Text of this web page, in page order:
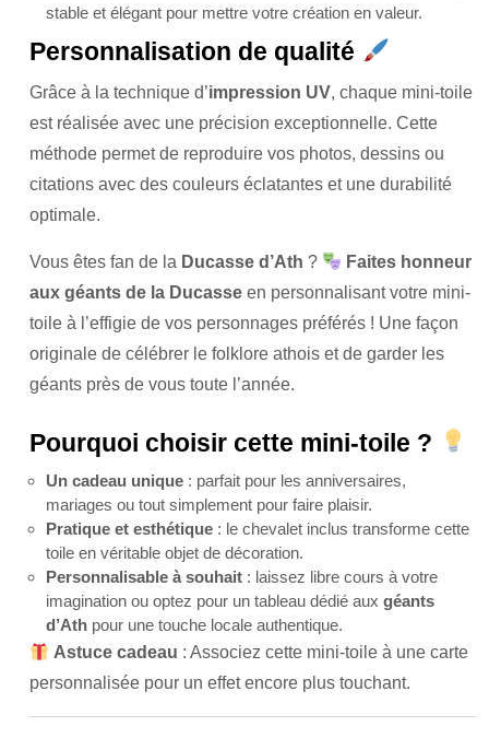
stable et élégant pour mettre votre création en valeur.
Personnalisation de qualité
Grâce à la technique d’impression UV, chaque mini-toile
est réalisée avec une précision exceptionnelle. Cette
méthode permet de reproduire vos photos, dessins ou
citations avec des couleurs éclatantes et une durabilité
optimale.
Vous êtes fan de la Ducasse d’Ath ?
Faites honneur
aux géants de la Ducasse en personnalisant votre mini-
toile à l’effigie de vos personnages préférés ! Une façon
originale de célébrer le folklore athois et de garder les
géants près de vous toute l’année.
Pourquoi choisir cette mini-toile ?
Un cadeau unique : parfait pour les anniversaires,
mariages ou tout simplement pour faire plaisir.
Pratique et esthétique : le chevalet inclus transforme cette
toile en véritable objet de décoration.
Personnalisable à souhait : laissez libre cours à votre
imagination ou optez pour un tableau dédié aux géants
d’Ath pour une touche locale authentique.
Astuce cadeau : Associez cette mini-toile à une carte
personnalisée pour un effet encore plus touchant.